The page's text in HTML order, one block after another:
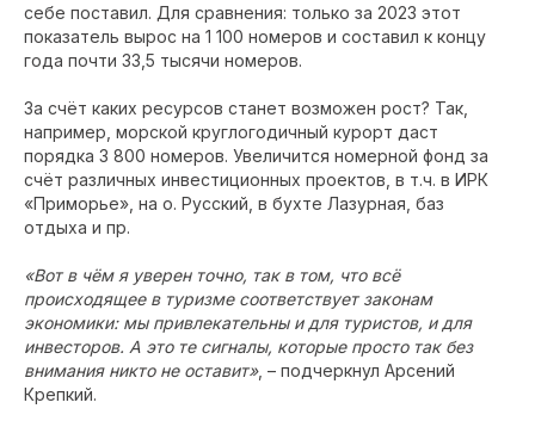
себе поставил. Для сравнения: только за 2023 этот
показатель вырос на 1 100 номеров и составил к концу
года почти 33,5 тысячи номеров.
За счёт каких ресурсов станет возможен рост? Так,
например, морской круглогодичный курорт даст
порядка 3 800 номеров. Увеличится номерной фонд за
счёт различных инвестиционных проектов, в т.ч. в ИРК
«Приморье», на о. Русский, в бухте Лазурная, баз
отдыха и пр.
«Вот в чём я уверен точно, так в том, что всё
происходящее в туризме соответствует законам
экономики: мы привлекательны и для туристов, и для
инвесторов. А это те сигналы, которые просто так без
внимания никто не оставит», – подчеркнул Арсений
Крепкий.